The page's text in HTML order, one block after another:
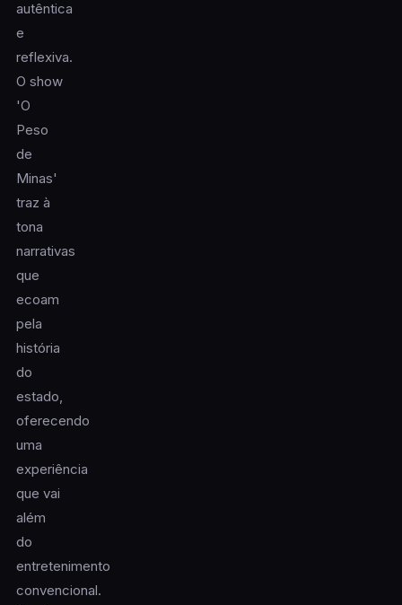
autêntica
e
reflexiva.
O show
'O
Peso
de
Minas'
traz à
tona
narrativas
que
ecoam
pela
história
do
estado,
oferecendo
uma
experiência
que vai
além
do
entretenimento
convencional.